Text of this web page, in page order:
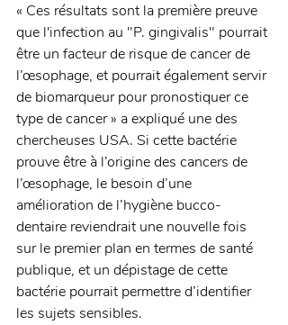
« Ces résultats sont la première preuve
que l'infection au "P. gingivalis" pourrait
être un facteur de risque de cancer de
l’œsophage, et pourrait également servir
de biomarqueur pour pronostiquer ce
type de cancer » a expliqué une des
chercheuses USA. Si cette bactérie
prouve être à l’origine des cancers de
l’œsophage, le besoin d’une
amélioration de l’hygiène bucco-
dentaire reviendrait une nouvelle fois
sur le premier plan en termes de santé
publique, et un dépistage de cette
bactérie pourrait permettre d’identifier
les sujets sensibles.